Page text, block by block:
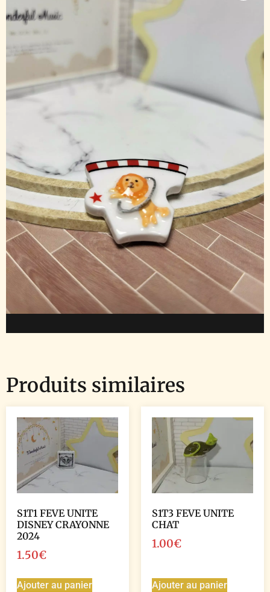
Produits similaires
S1T1 FEVE UNITE
DISNEY CRAYONNE
2024
1.50€
Ajouter au panier
S1T3 FEVE UNITE
CHAT
1.00€
Ajouter au panier